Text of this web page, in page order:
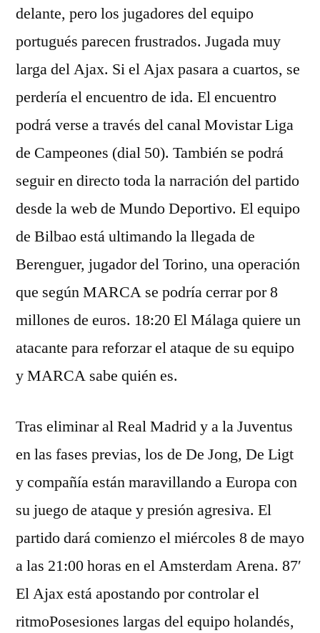
delante, pero los jugadores del equipo
portugués parecen frustrados. Jugada muy
larga del Ajax. Si el Ajax pasara a cuartos, se
perdería el encuentro de ida. El encuentro
podrá verse a través del canal Movistar Liga
de Campeones (dial 50). También se podrá
seguir en directo toda la narración del partido
desde la web de Mundo Deportivo. El equipo
de Bilbao está ultimando la llegada de
Berenguer, jugador del Torino, una operación
que según MARCA se podría cerrar por 8
millones de euros. 18:20 El Málaga quiere un
atacante para reforzar el ataque de su equipo
y MARCA sabe quién es.
Tras eliminar al Real Madrid y a la Juventus
en las fases previas, los de De Jong, De Ligt
y compañía están maravillando a Europa con
su juego de ataque y presión agresiva. El
partido dará comienzo el miércoles 8 de mayo
a las 21:00 horas en el Amsterdam Arena. 87′
El Ajax está apostando por controlar el
ritmoPosesiones largas del equipo holandés,